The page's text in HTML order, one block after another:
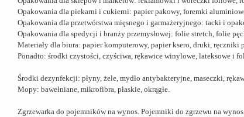
Opakowania dla piekarni i cukierni: papier pakowy, foremki
Opakowania dla przetwórstwa mięsnego i garmażeryjnego: tacki i
Opakowania dla spedycji i branży przemysłowej: folie stretch, folie
Materiały dla biura: papier komputerowy, papier ksero, druki,
Ponadto: środki czystości, czyściwa, rękawice winylowe, lateksowe i
Środki dezynfekcji: płyny, żele, mydło antybakteryjne, maseczki,
Mopy: bawełniane, mikrofibra, płaskie, okrągłe.
Zgrzewarka do pojemników na wynos. Pojemniki do zgrzewu na